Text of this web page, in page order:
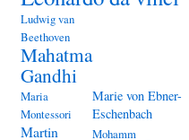
Ludwig van
Beethoven
Mahatma
Gandhi
Maria
Montessori
Marie von Ebner-
Eschenbach
Martin
Mohamm